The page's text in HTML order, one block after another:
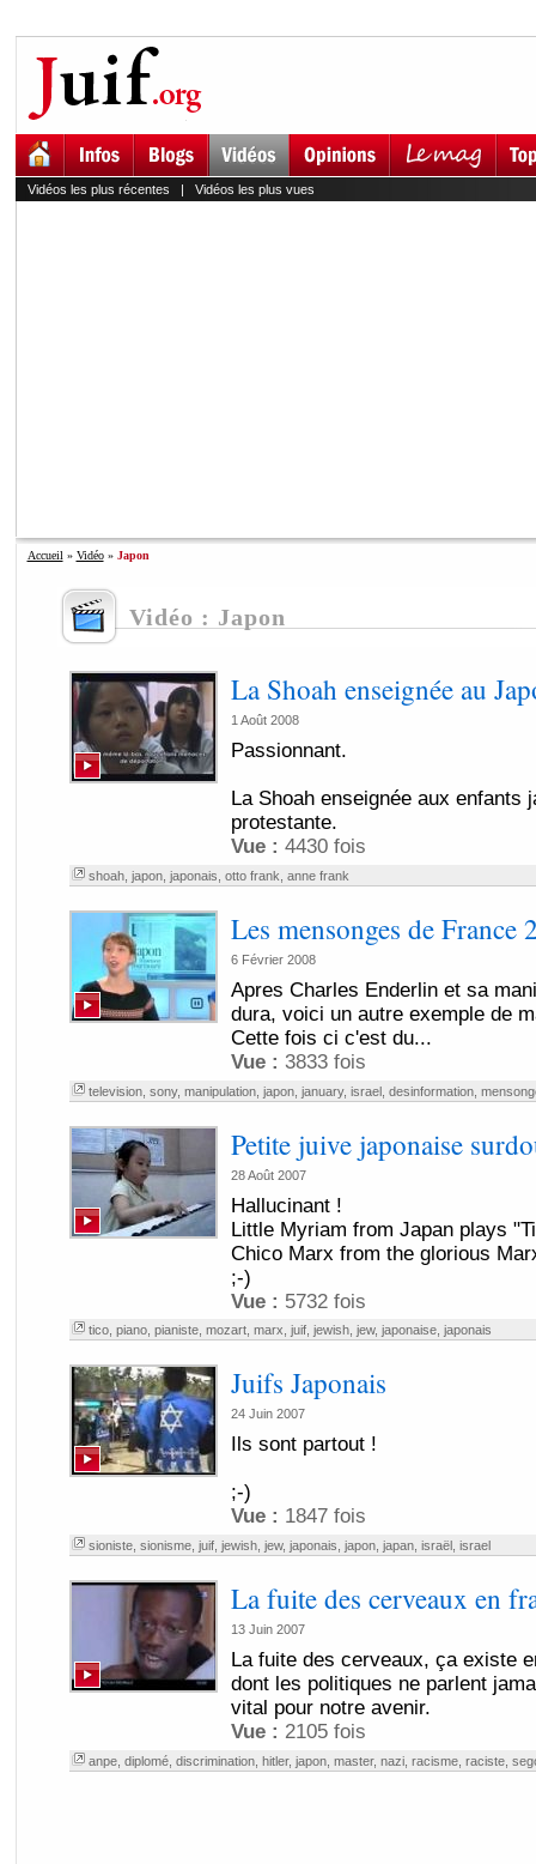
Vidéos les plus récentes | Vidéos les plus vues
Accueil » Vidéo» Japon
Vidéo : Japon
La Shoah enseignée au
1 Août 2008
Passionnant.
La Shoah enseignée aux enfants
protestante.
Vue : 4430 fois
shoah, japon, japonais otto frank anne frank
Les mensonges de France
6 Février 2008
Apres Charles Enderlin et sa
dura, voici un autre exemple de
Cette fois ci c'est du...
Vue : 3833 fois
television, sony, manipulation, japon, january, israel, desinformation,
Petite juive japonaise
28 Août 2007
Hallucinant !
Little Myriam from Japan plays
Chico Marx from the glorious
;-)
Vue : 5732 fois
tico, piano, pianiste, mozart, marx juif, jewish, jew, japonaise, japonais
Juifs Japonais
24 Juin 2007
Ils sont partout !
;-)
Vue : 1847 fois
sioniste, sionisme, juif, jewish, jew, japonais japon, japan, israël, israel
La fuite des cerveaux en
13 Juin 2007
La fuite des cerveaux, ça existe
dont les politiques ne parlent
vital pour notre avenir.
Vue : 2105 fois
anpe, diplomé, discrimination, hitler, japon, master, nazi, racisme, raciste,